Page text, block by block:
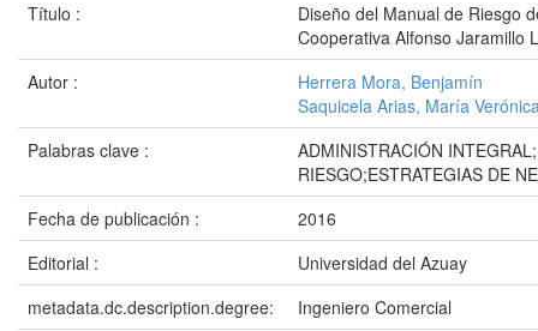
Título :
Diseño del Manual de Riesgo
Cooperativa Alfonso Jaramillo
Autor :
Herrera Mora, Benjamín
Saquicela Arias, María
Palabras clave :
ADMINISTRACIÓN
RIESGO;ESTRATEGIAS DE
Fecha de publicación :
2016
Editorial :
Universidad del Azuay
metadata.dc.description.degree:
Ingeniero Comercial